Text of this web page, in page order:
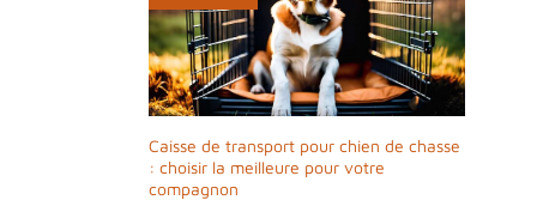
Caisse de transport pour chien de chasse
: choisir la meilleure pour votre
compagnon